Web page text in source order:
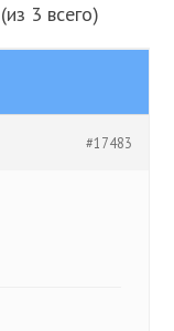
3 всего)
#17483